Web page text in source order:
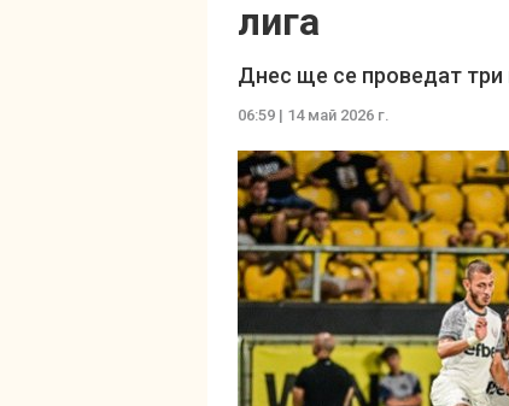
лига
Днес ще се проведат
06:59 | 14 май 2026 г.